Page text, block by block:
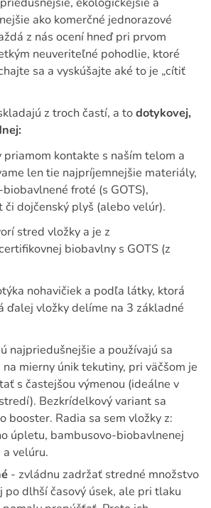
ako komerčné jednorazové
z nás ocení hneď pri prvom
neuveriteľné pohodlie, ktoré
sa a vyskúšajte aké to je „cítiť
z troch častí, a todotykovej,
kontakte s naším telom a
len tie najpríjemnejšie materiály,
froté (s GOTS),
dojčenský plyš (alebo velúr).
stred vložky a je z
biobavlny s GOTS (z
nohavičiek a podľa látky, ktorá
ďalej vložky delíme na 3 základné
najpriedušnejšie a používajú sa
mierny únik tekutiny, pri väčšom je
s častejšou výmenou (ideálne v
Bezkrídelkový variant sa
booster. Radia sa sem vložky z:
úpletu, bambusovo-biobavlnenej
a velúru.
- zvládnu zadržať stredné množstvo
po dlhší časový úsek, ale pri tlaku